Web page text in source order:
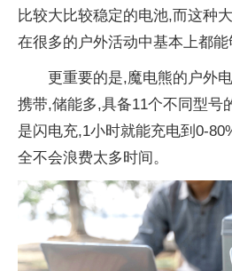
比较大比较稳定的电池,而这种
在很多的户外活动中基本上都能
更重要的是,魔电熊的户外
携带,储能多,具备11个不同型号
是闪电充,1小时就能充电到0-
全不会浪费太多时间。